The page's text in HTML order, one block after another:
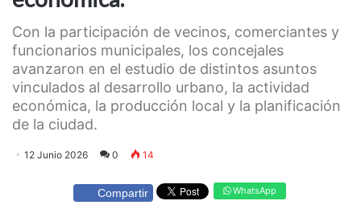
Con la participación de vecinos, comerciantes y
funcionarios municipales, los concejales
avanzaron en el estudio de distintos asuntos
vinculados al desarrollo urbano, la actividad
económica, la producción local y la planificación
de la ciudad.
12 Junio 2026 0 14
Compartir WhatsApp